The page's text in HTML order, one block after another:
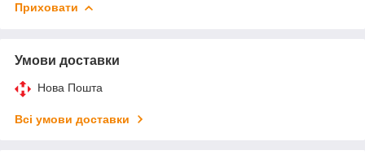
Приховати
Умови доставки
Нова Пошта
Всі умови доставки